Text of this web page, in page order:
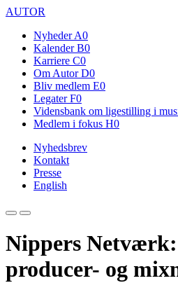
AUTOR
Nyheder A0
Kalender B0
Karriere C0
Om Autor D0
Bliv medlem E0
Legater F0
Vidensbank om ligestilling i
Medlem i fokus H0
Nyhedsbrev
Kontakt
Presse
English
Nippers
producer- og